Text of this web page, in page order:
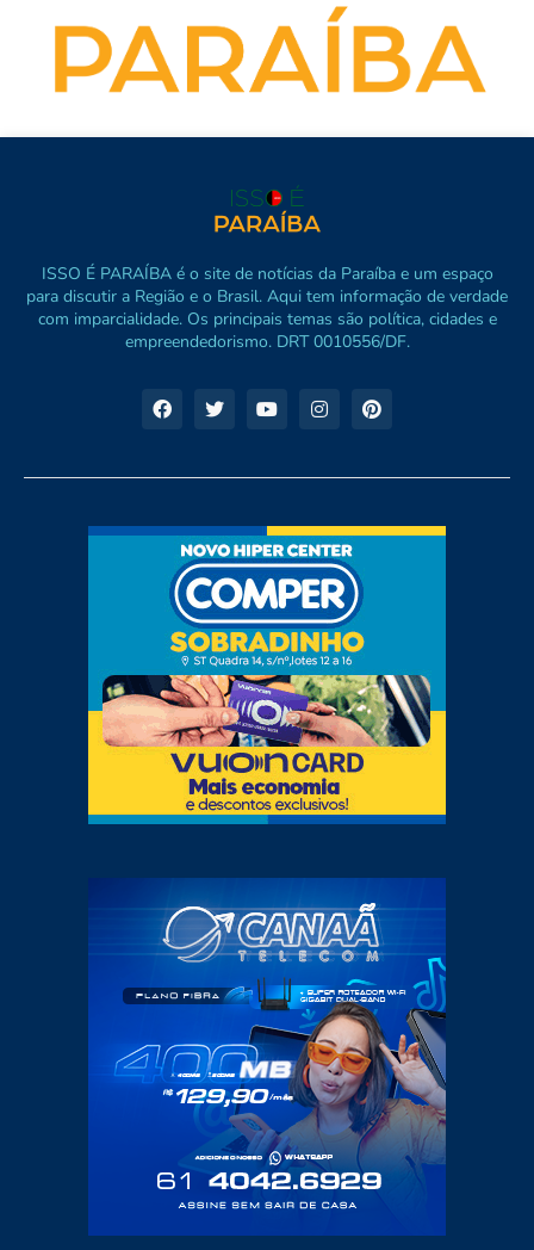
ISSO É PARAÍBA é o site de notícias da Paraíba e um espaço
para discutir a Região e o Brasil. Aqui tem informação de verdade
com imparcialidade. Os principais temas são política, cidades e
empreendedorismo. DRT 0010556/DF.